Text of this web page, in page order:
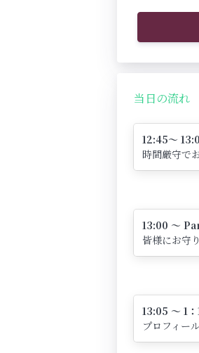
当日の流れ
12:45～
時間厳守で
13:00 ～
皆様にお守
13:05 ～ 1
プロフィー